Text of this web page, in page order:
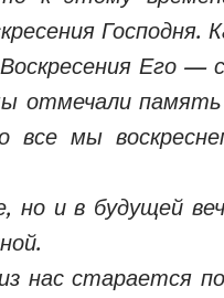
Господня.
Его —
отмечали
все мы
и в будущей
нас старается